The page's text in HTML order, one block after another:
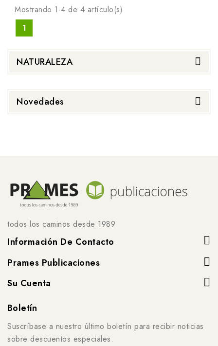
Mostrando 1-4 de 4 artículo(s)
1
NATURALEZA
Novedades
todos los caminos desde 1989
Información De Contacto
Prames Publicaciones
Su Cuenta
Boletín
Suscríbase a nuestro último boletín para recibir noticias
sobre descuentos especiales.